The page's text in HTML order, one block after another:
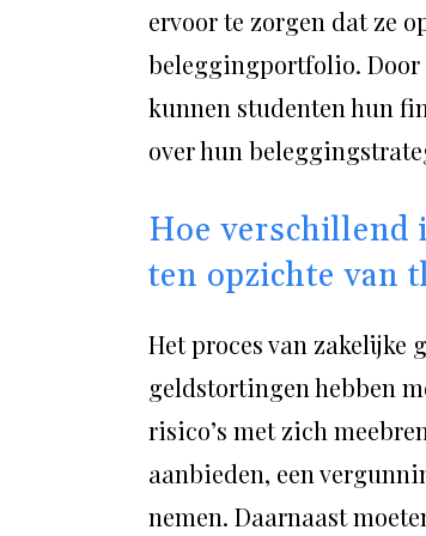
ervoor te zorgen dat ze
beleggingportfolio. Door
kunnen studenten hun
over hun
Hoe verschillend
ten opzichte van
Het proces van
geldstortingen hebben
risico’s met zich
aanbieden, een
nemen. Daarnaast